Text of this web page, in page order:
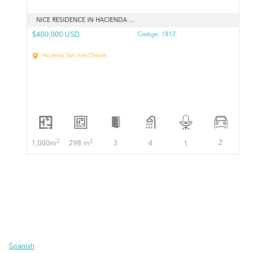
NICE RESIDENCE IN HACIENDA ...
$400,000 USD.
Hacienda San Jose Chakán
Código: 1817
1,000m 2 298 m 2 3 4 1 2
Spanish